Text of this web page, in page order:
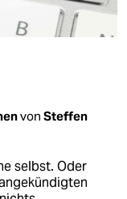
von Steffen
selbst. Oder